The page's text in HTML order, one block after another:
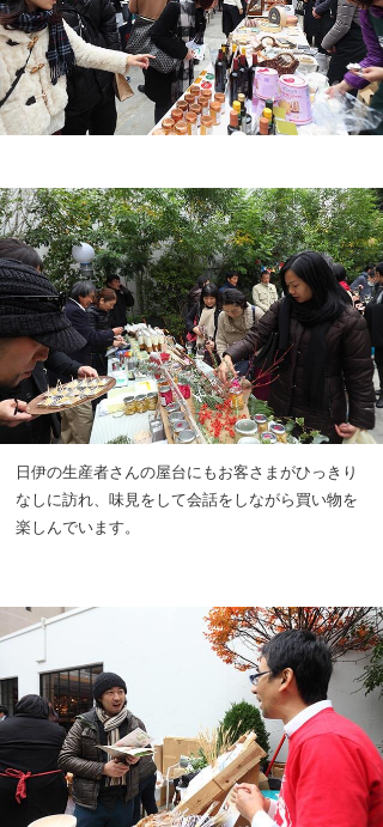
日伊の生産者さんの屋台にもお客さまがひっきり
なしに訪れ、味見をして会話をしながら買い物を
楽しんでいます。